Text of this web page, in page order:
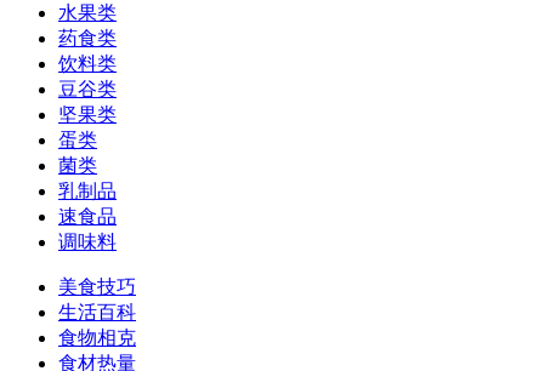
水果类
药食类
饮料类
豆谷类
坚果类
蛋类
菌类
乳制品
速食品
调味料
美食技巧
生活百科
食物相克
食材热量